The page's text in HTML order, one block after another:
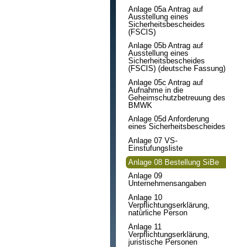
Anlage 05a Antrag auf
Ausstellung eines
Sicherheitsbescheides
(FSCIS)
Anlage 05b Antrag auf
Ausstellung eines
Sicherheitsbescheides
(FSCIS) (deutsche Fassung)
Anlage 05c Antrag auf
Aufnahme in die
Geheimschutzbetreuung des
BMWK
Anlage 05d Anforderung
eines Sicherheitsbescheides
Anlage 07 VS-
Einstufungsliste
Anlage 08 Bestellung SiBe
Anlage 09
Unternehmensangaben
Anlage 10
Verpflichtungserklärung,
natürliche Person
Anlage 11
Verpflichtungserklärung,
juristische Personen